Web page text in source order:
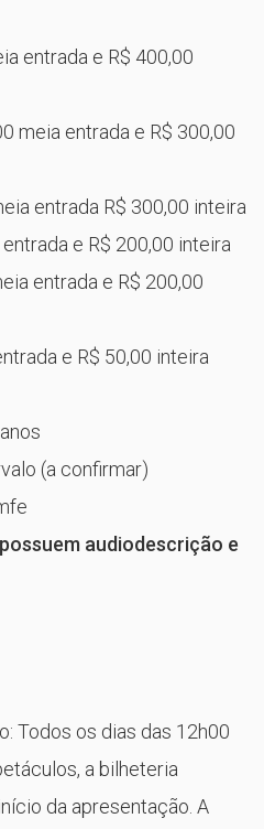
entrada e R$ 400,00
meia entrada e R$ 300,00
entrada R$ 300,00 inteira
e R$ 200,00 inteira
entrada e R$ 200,00
e R$ 50,00 inteira
(a confirmar)
audiodescrição e
Todos os dias das 12h00
a bilheteria
da apresentação. A